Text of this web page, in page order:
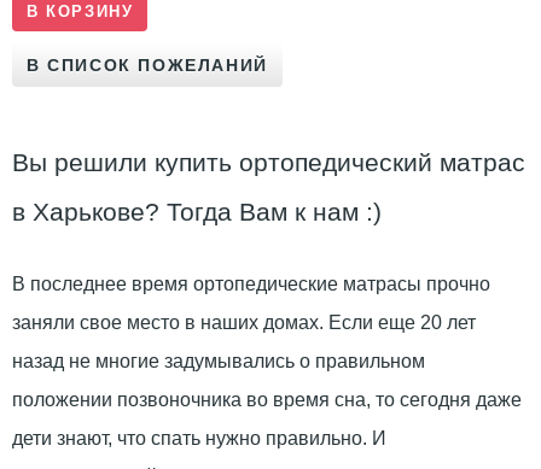
Вы решили купить ортопедический матрас
в Харькове? Тогда Вам к нам :)
В последнее время ортопедические матрасы прочно
заняли свое место в наших домах. Если еще 20 лет
назад не многие задумывались о правильном
положении позвоночника во время сна, то сегодня даже
дети знают, что спать нужно правильно. И